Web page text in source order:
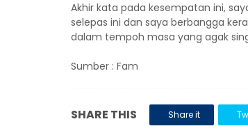
Akhir kata pada kesempatan ini,
selepas ini dan saya berbangga
dalam tempoh masa yang agak
Sumber : Fam
SHARE THIS Share it